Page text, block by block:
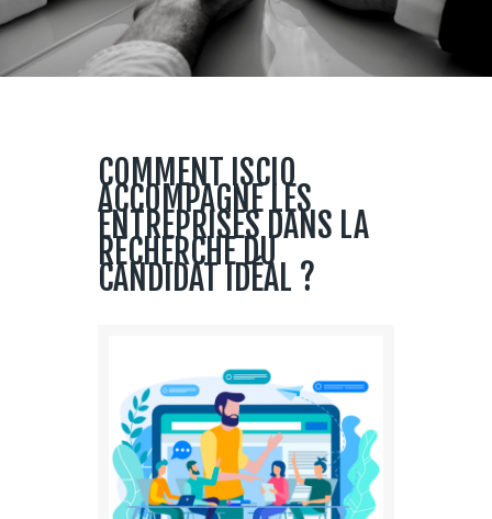
COMMENT ISCIO
ACCOMPAGNE LES
ENTREPRISES DANS LA
RECHERCHE DU
CANDIDAT IDÉAL ?